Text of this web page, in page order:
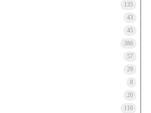
135
43
45
386
57
29
8
20
110